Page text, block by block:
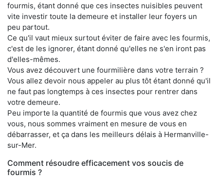
fourmis, étant donné que ces insectes nuisibles peuvent
vite investir toute la demeure et installer leur foyers un
peu partout.
Ce qu'il vaut mieux surtout éviter de faire avec les fourmis,
c'est de les ignorer, étant donné qu'elles ne s'en iront pas
d'elles-mêmes.
Vous avez découvert une fourmilière dans votre terrain ?
Vous allez devoir nous appeler au plus tôt étant donné qu'il
ne faut pas longtemps à ces insectes pour rentrer dans
votre demeure.
Peu importe la quantité de fourmis que vous avez chez
vous, nous sommes vraiment en mesure de vous en
débarrasser, et ça dans les meilleurs délais à Hermanville-
sur-Mer.
Comment résoudre efficacement vos soucis de
fourmis ?